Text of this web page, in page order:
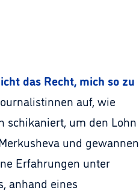
das Recht, mich so zu
auf, wie
schikaniert, um den Lohn
und gewannen
Erfahrungen unter
anhand eines